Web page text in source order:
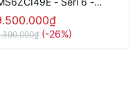
in Germany
(-26%)